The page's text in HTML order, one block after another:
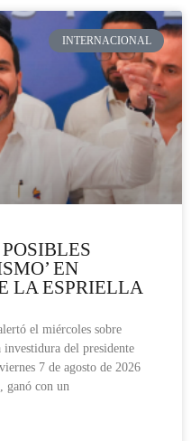
INTERNACIONAL
EN
LA ESPRIELLA
el miércoles sobre
investidura del presidente
7 de agosto de 2026
ganó con un